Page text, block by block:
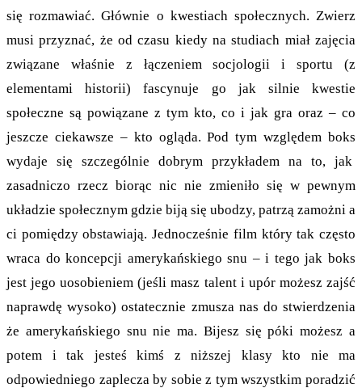
się rozmawiać. Głównie o kwestiach społecznych. Zwierz
musi przyznać, że od czasu kiedy na studiach miał zajęcia
związane właśnie z łączeniem socjologii i sportu (z
elementami historii) fascynuje go jak silnie kwestie
społeczne są powiązane z tym kto, co i jak gra oraz – co
jeszcze ciekawsze – kto ogląda. Pod tym względem boks
wydaje się szczególnie dobrym przykładem na to, jak
zasadniczo rzecz biorąc nic nie zmieniło się w pewnym
układzie społecznym gdzie biją się ubodzy, patrzą zamożni a
ci pomiędzy obstawiają. Jednocześnie film który tak często
wraca do koncepcji amerykańskiego snu – i tego jak boks
jest jego uosobieniem (jeśli masz talent i upór możesz zajść
naprawdę wysoko) ostatecznie zmusza nas do stwierdzenia
że amerykańskiego snu nie ma. Bijesz się póki możesz a
potem i tak jesteś kimś z niższej klasy kto nie ma
odpowiedniego zaplecza by sobie z tym wszystkim poradzić